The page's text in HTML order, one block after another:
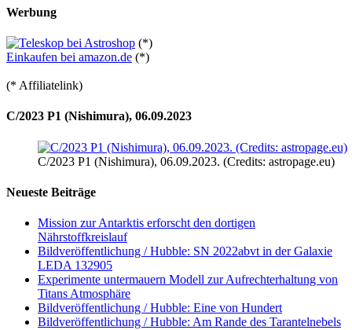
Werbung
(*)
Einkaufen bei amazon.de (*)
(* Affiliatelink)
C/2023 P1 (Nishimura), 06.09.2023
C/2023 P1 (Nishimura), 06.09.2023. (Credits: astropage.eu)
Neueste Beiträge
Mission zur Antarktis erforscht den dortigen
Nährstoffkreislauf
Bildveröffentlichung / Hubble: SN 2022abvt in der Galaxie
LEDA 132905
Experimente untermauern Modell zur Aufrechterhaltung von
Titans Atmosphäre
Bildveröffentlichung / Hubble: Eine von Hundert
Bildveröffentlichung / Hubble: Am Rande des Tarantelnebels